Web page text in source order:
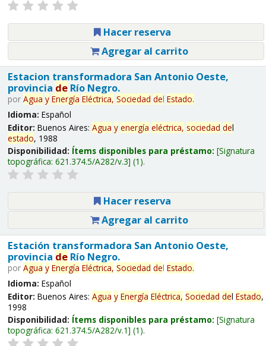
Hacer reserva
Agregar al carrito
Estacion transformadora San Antonio Oeste,
provincia deRío Negro.
por Agua y Energía Eléctrica, Sociedad del Estado.
Idioma: Español
Editor: Buenos Aires: Agua y energía eléctrica, sociedad del
estado, 1988
Disponibilidad: Ítems disponibles para préstamo: Signatura
topográfica: 621.374.5/A282/v.3 (1).
Hacer reserva
Agregar al carrito
Estación transformadora San Antonio Oeste,
provincia deRío Negro.
por Agua y Energía Eléctrica, Sociedad del Estado.
Idioma: Español
Editor: Buenos Aires: Agua y Energía Eléctrica, Sociedad del Estado,
1998
Disponibilidad: Ítems disponibles para préstamo: Signatura
topográfica: 621.374.5/A282/v.1 (1).